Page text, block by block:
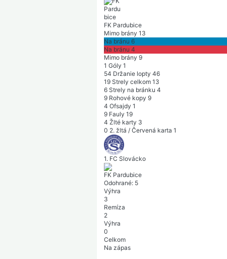
FK Pardubice
Mimo brány 13
Na bránu 6
Na bránu 4
Mimo brány 9
1 Góly 1
54 Držanie lopty 46
19 Strely celkom 13
6 Strely na bránku 4
9 Rohové kopy 9
4 Ofsajdy 1
9 Fauly 19
4 Žlté karty 3
0 2. žltá / Červená karta 1
1. FC Slovácko
FK Pardubice
Odohrané: 5
Výhra
3
Remíza
2
Výhra
0
Celkom
Na zápas